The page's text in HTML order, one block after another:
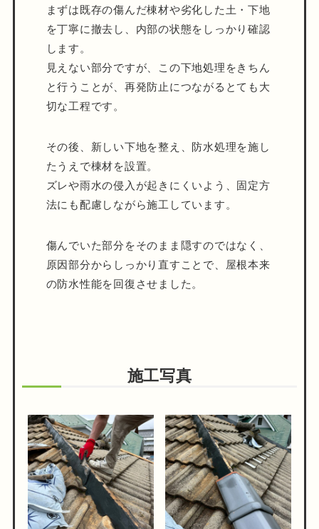
まずは既存の傷んだ棟材や劣化した土・下地
を丁寧に撤去し、内部の状態をしっかり確認
します。
見えない部分ですが、この下地処理をきちん
と行うことが、再発防止につながるとても大
切な工程です。
その後、新しい下地を整え、防水処理を施し
たうえで棟材を設置。
ズレや雨水の侵入が起きにくいよう、固定方
法にも配慮しながら施工しています。
傷んでいた部分をそのまま隠すのではなく、
原因部分からしっかり直すことで、屋根本来
の防水性能を回復させました。
施工写真